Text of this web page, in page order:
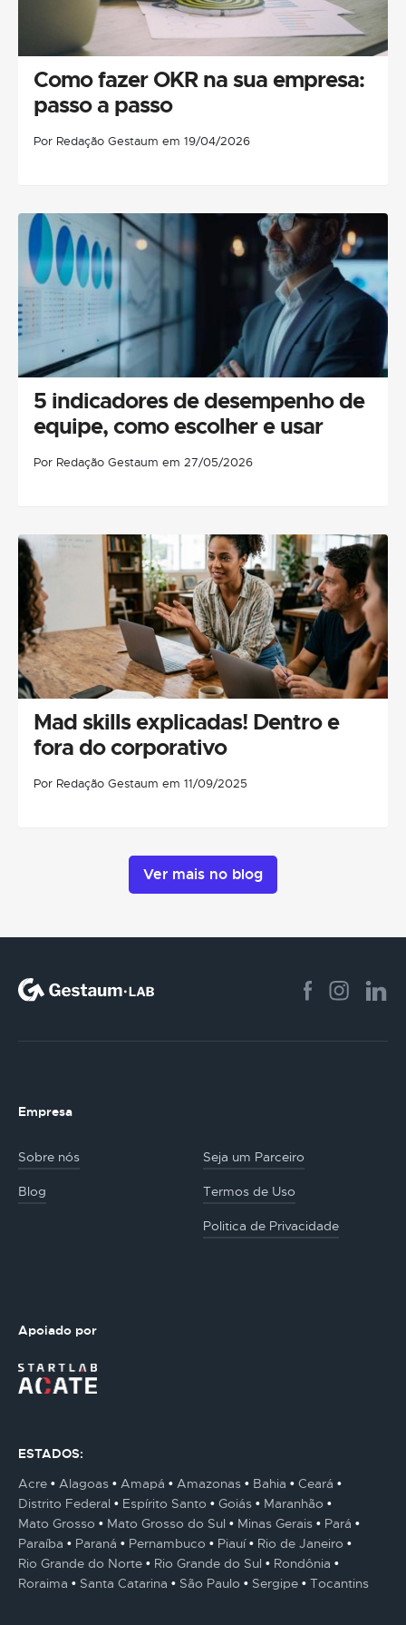
Como fazer OKR na sua empresa:
passo a passo
Por Redação Gestaum em 19/04/2026
5 indicadores de desempenho de
equipe, como escolher e usar
Por Redação Gestaum em 27/05/2026
Mad skills explicadas! Dentro e
fora do corporativo
Por Redação Gestaum em 11/09/2025
Ver mais no blog
Empresa
Sobre nós Seja um Parceiro
Blog Termos de Uso
Politica de Privacidade
Apoiado por
ESTADOS:
Acre
Alagoas Amapá Amazonas Bahia
Ceará
Distrito Federal
Espírito Santo Goiás
Maranhão
Mato Grosso
Mato Grosso do Sul Minas Gerais
Pará
Paraíba
Paraná Pernambuco Piauí
Rio de Janeiro
Rio Grande do Norte
Rio Grande do Sul
Rondônia
Roraima
Santa Catarina São Paulo Sergipe Tocantins